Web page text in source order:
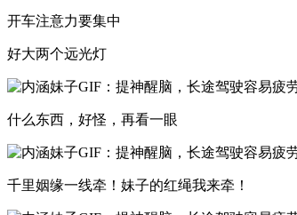
开车注意力要集中
好大两个远光灯
什么东西，好怪，再看一眼
千里姻缘一线牵！妹子的红绳我来牵！